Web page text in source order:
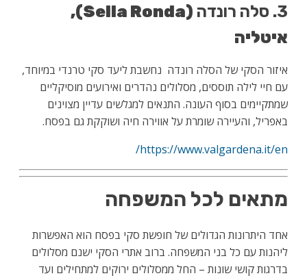
3. סלה רונדה
(Sella Ronda),
איטליה
איזור הסקי של הסלה רונדה נחשבת ליעד סקי טרנדי במיוחד,
עם חיי לילה תוססים, מסלולים נהדרים ואירועים מוסיקליים
שמתקיימים בסוף העונה. התנאים למגלשים עדיין מצוינים
באפריל, והעיירה שומרת על אווירה חיה ושוקקת גם בפסח.
https://www.valgardena.it/en/
מתאים לכל המשפחה
אחד היתרונות הגדולים של חופשת סקי בפסח הוא האפשרות
ליהנות עם כל בני המשפחה. ברוב אתרי הסקי ישנם מסלולים
בדרגות קושי שונות – החל ממסלולים ירוקים למתחילים ועד